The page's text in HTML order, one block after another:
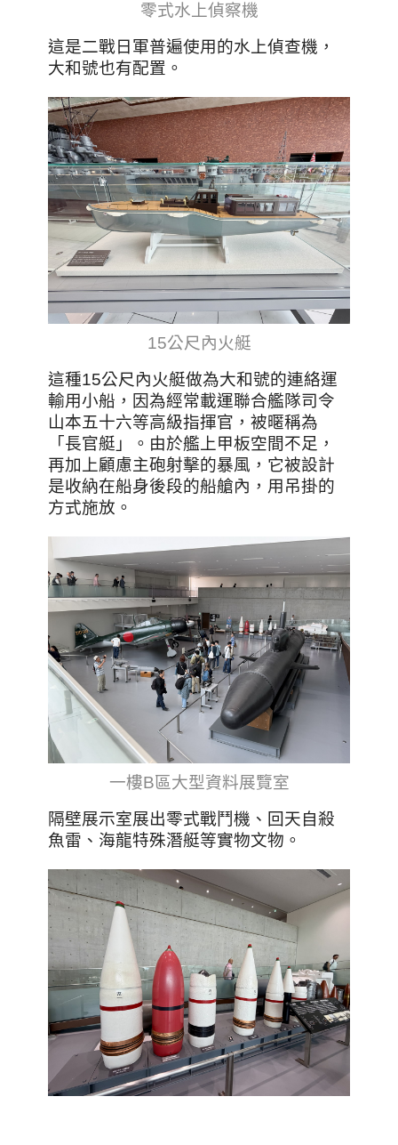
零式水上偵察機
這是二戰日軍普遍使用的水上偵查機，
大和號也有配置。
15公尺內火艇
這種15公尺內火艇做為大和號的連絡運
輸用小船，因為經常載運聯合艦隊司令
山本五十六等高級指揮官，被暱稱為
「長官艇」
。由於艦上甲板空間不足，
再加上顧慮主砲射擊的暴風，它被設計
是收納在船身後段的船艙內，用吊掛的
方式施放 。
一樓B區大型資料展覽室
隔壁展示室展出零式戰鬥機、回天自殺
魚雷、海龍特殊潛艇等實物文物。